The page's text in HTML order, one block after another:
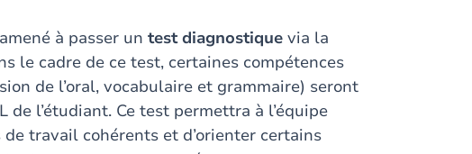
à passer un test diagnostique via la
le cadre de ce test, certaines compétences
de l’oral, vocabulaire et grammaire) seront
de l’étudiant. Ce test permettra à l’équipe
travail cohérents et d’orienter certains